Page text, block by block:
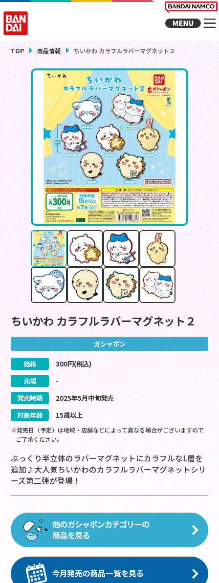
TOP 商品情報 ちいかわ カラフルラバーマグネット２
ちいかわ カラフルラバーマグネット２
ガシャポン
価格 300円(税込)
売場
-
発売時期
2025年5月中旬発売
対象年齢
15歳以上
※発売日（予定）は地域・店舗などによって異なる場合がございますので
ご了承ください。
ぷっくり半立体のラバーマグネットにカラフルな1層を
追加♪大人気ちいかわのカラフルラバーマグネットシリ
ーズ第二弾が登場！